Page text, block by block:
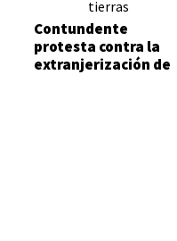
Contundente
protesta contra la
extranjerización de